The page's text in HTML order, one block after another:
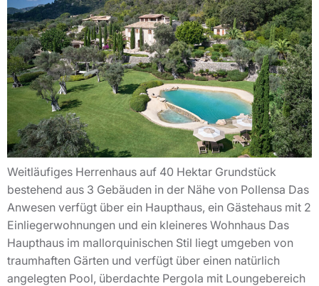
Weitläufiges Herrenhaus auf 40 Hektar Grundstück
bestehend aus 3 Gebäuden in der Nähe von Pollensa Das
Anwesen verfügt über ein Haupthaus, ein Gästehaus mit 2
Einliegerwohnungen und ein kleineres Wohnhaus Das
Haupthaus im mallorquinischen Stil liegt umgeben von
traumhaften Gärten und verfügt über einen natürlich
angelegten Pool, überdachte Pergola mit Loungebereich